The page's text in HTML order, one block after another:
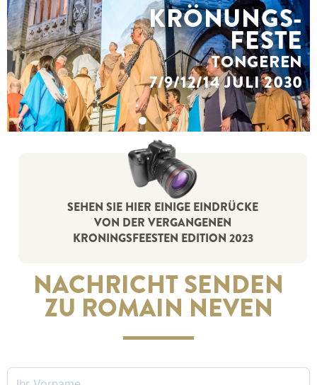
KRÖNUNGS-
FESTE
TONGEREN
7/9/12/14 JULI 2030
SEHEN SIE HIER EINIGE EINDRÜCKE
VON DER VERGANGENEN
KRONINGSFEESTEN EDITION 2023
NACHRICHT SENDEN
ZU ROMAIN NEVEN